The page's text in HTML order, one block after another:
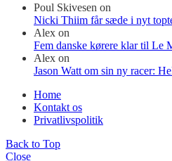
Poul Skivesen on
Nicki Thiim får sæde i nyt
Alex on
Fem danske kørere klar til Le
Alex on
Jason Watt om sin ny racer:
Home
Kontakt os
Privatlivspolitik
Back to Top
Close